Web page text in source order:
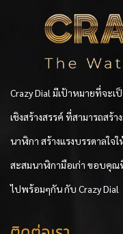
Crazy Dial มีเป้าหมายที่จะเ
เชิงสร้างสรรค์ ที่สามารถสร้
นาฬิกา สร้างแรงบรรดาลใ
สะสมนาฬิกามือเก่า ขอบคุ
ไปพร้อมๆกัน กับ Crazy Dial